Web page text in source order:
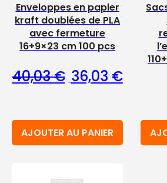
Enveloppes en papier
kraft doublées de PLA
avec fermeture
16+9×23 cm 100 pcs
40,03€ Le prix initial était
36,03 €Le prix
AJOUTER AU PANIER